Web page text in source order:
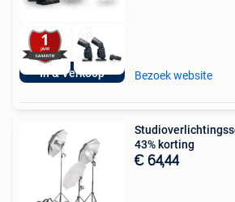
In & Verkoop Bezoek website
43% korting
€ 64,44